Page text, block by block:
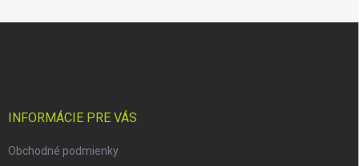
INFORMÁCIE PRE VÁS
Obchodné podmienky